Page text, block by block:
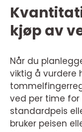
kjøp av
Når du
viktig å vurdere
ved per time
standardpeis
bruker peisen